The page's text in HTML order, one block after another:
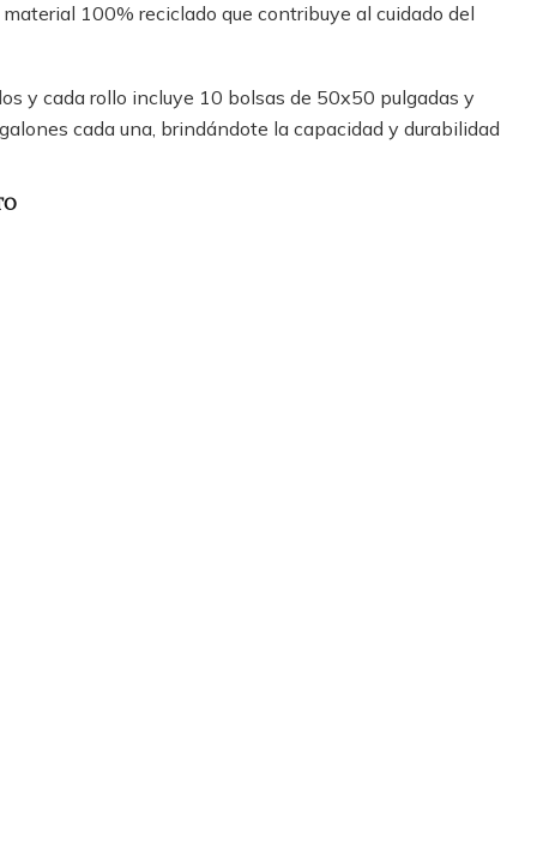
100% reciclado que contribuye al cuidado del
y cada rollo incluye 10 bolsas de 50x50 pulgadas y
cada una, brindándote la capacidad y durabilidad